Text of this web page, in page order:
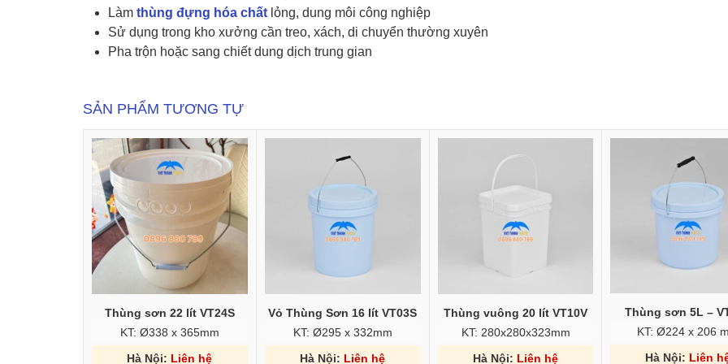
Làm thùng đựng hóa chất lỏng, dung môi công nghiệp
Sử dụng trong kho xưởng cần treo, xách, di chuyển thường xuyên
Pha trộn hoặc sang chiết dung dịch trung gian
SẢN PHẨM TƯƠNG TỰ
Thùng sơn 22 lít VT24S
KT: Ø338 x 365mm
Hà Nội: Liên hệ
Vỏ Thùng Sơn 16 lít VT03S
KT: Ø295 x 332mm
Hà Nội: Liên hệ
Thùng vuông 20 lít VT10V
KT: 280x280x323mm
Hà Nội: Liên hệ
Thùng sơn 5L –
KT: Ø224 x 206
Hà Nội: Liên